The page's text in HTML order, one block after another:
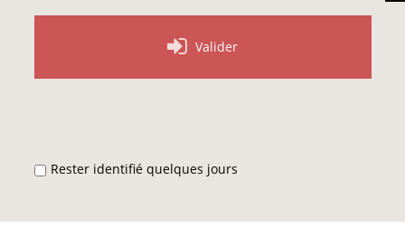
Valider
Rester identifié quelques jours